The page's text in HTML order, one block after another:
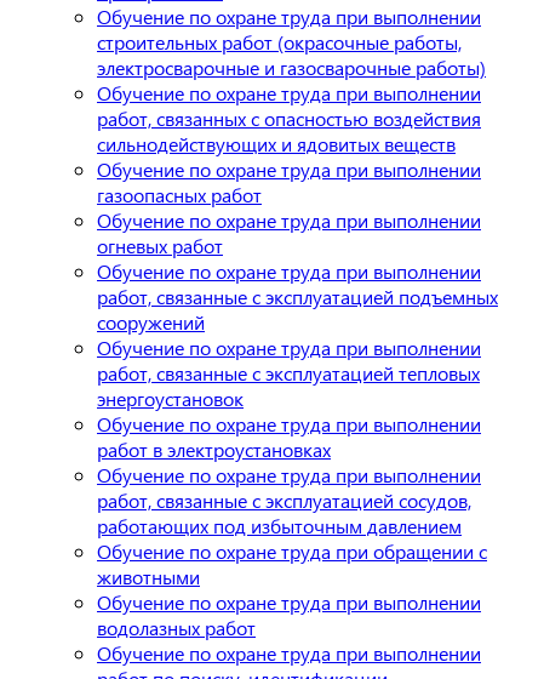
Обучение по охране труда при выполнении
строительных работ (окрасочные работы,
электросварочные и газосварочные работы)
Обучение по охране труда при выполнении
работ, связанных с опасностью воздействия
сильнодействующих и ядовитых веществ
Обучение по охране труда при выполнении
газоопасных работ
Обучение по охране труда при выполнении
огневых работ
Обучение по охране труда при выполнении
работ, связанные с эксплуатацией подъемных
сооружений
Обучение по охране труда при выполнении
работ, связанные с эксплуатацией тепловых
энергоустановок
Обучение по охране труда при выполнении
работ в электроустановках
Обучение по охране труда при выполнении
работ, связанные с эксплуатацией сосудов,
работающих под избыточным давлением
Обучение по охране труда при обращении с
животными
Обучение по охране труда при выполнении
водолазных работ
Обучение по охране труда при выполнении